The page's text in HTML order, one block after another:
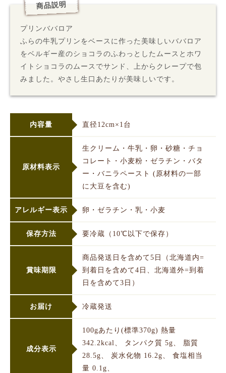
商品説明
プリンババロア
ふらの牛乳プリンをベースに作った美味しいババロア
をベルギー産のショコラのふわっとしたムースとホワ
イトショコラのムースでサンド、上からクレープで包
みました。やさし生口あたりが美味しいです。
内容量 直径12cm×1台
原材料表示
生クリーム・牛乳・卵・砂糖・チョ
コレート・小麦粉・ゼラチン・バタ
ー・バニラペースト (原材料の一部
に大豆を含む)
アレルギー表示 卵・ゼラチン・乳・小麦
保存方法 要冷蔵（10℃以下で保存）
賞味期限
商品発送日を含めて5日（北海道内=
到着日を含めて4日、北海道外=到着
日を含めて3日）
お届け 冷蔵発送
成分表示
100gあたり(標準370g) 熱量
342.2kcal、 タンパク質 5g、 脂質
28.5g、 炭水化物 16.2g、 食塩相当
量 0.1g、